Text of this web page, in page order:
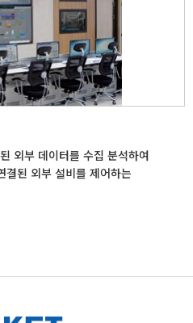
외부 데이터를 수집 분석하여
결된 외부 설비를 제어하는